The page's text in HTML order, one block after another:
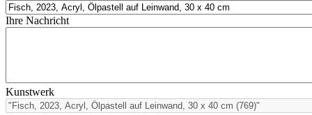
Ihre Nachricht
Kunstwerk